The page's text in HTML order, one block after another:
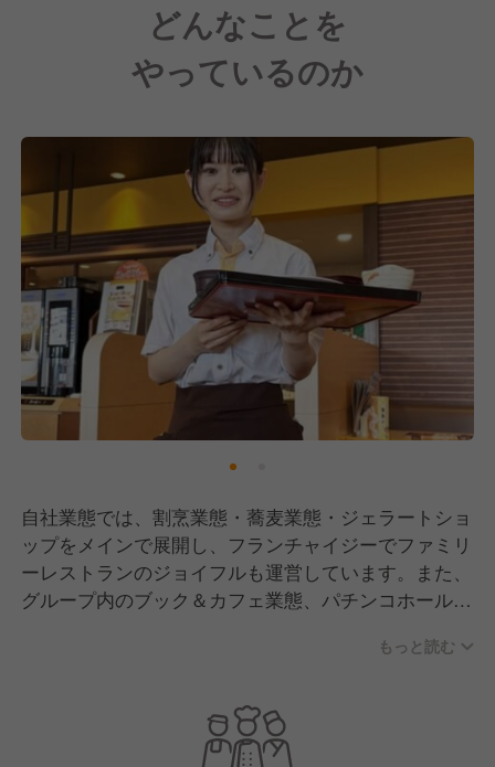
どんなことを
やっているのか
自社業態では、割烹業態・蕎麦業態・ジェラートショ
ップをメインで展開し、フランチャイジーでファミリ
ーレストランのジョイフルも運営しています。また、
グループ内のブック＆カフェ業態、パチンコホール内
もっと読む